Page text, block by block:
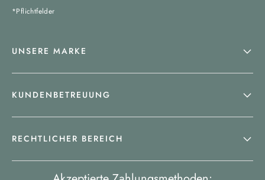
*Pflichtfelder
UNSERE MARKE
KUNDENBETREUUNG
RECHTLICHER BEREICH